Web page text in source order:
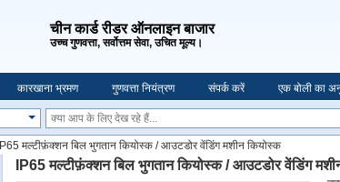
चीन कार्ड रीडर ऑनलाइन बाजार
उच्च गुणवत्ता, सर्वोत्तम सेवा, उचित मूल्य।
कारखाना भ्रमण गुणवत्ता नियंत्रण संपर्क करें एक बोली का
IP65 मल्टीफ़ंक्शन बिल भुगतान कियोस्क / आउटडोर वेंडिंग मशीन कियोस्क
IP65 मल्टीफ़ंक्शन बिल भुगतान कियोस्क / आउटडोर वेंडिंग